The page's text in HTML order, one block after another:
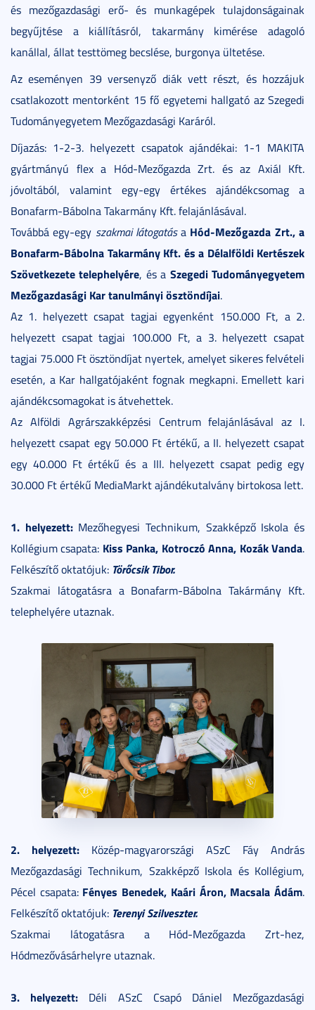
és mezőgazdasági erő- és munkagépek tulajdonságainak
begyűjtése a kiállításról, takarmány kimérése adagoló
kanállal, állat testtömeg becslése, burgonya ültetése.
Az eseményen 39 versenyző diák vett részt, és hozzájuk
csatlakozott mentorként 15 fő egyetemi hallgató az Szegedi
Tudományegyetem Mezőgazdasági Karáról.
Díjazás: 1-2-3. helyezett csapatok ajándékai: 1-1 MAKITA
gyártmányú flex a Hód-Mezőgazda Zrt. és az Axiál Kft.
jóvoltából, valamint egy-egy értékes ajándékcsomag a
Bonafarm-Bábolna Takarmány Kft. felajánlásával.
Továbbá egy-egy szakmai látogatása Hód-Mezőgazda Zrt., a
Bonafarm-Bábolna Takarmány Kft. és a Délalföldi Kertészek
Szövetkezete telephelyére, és a Szegedi Tudományegyetem
Mezőgazdasági Kar tanulmányi ösztöndíjai.
Az 1. helyezett csapat tagjai egyenként 150.000 Ft, a 2.
helyezett csapat tagjai 100.000 Ft, a 3. helyezett csapat
tagjai 75.000 Ft ösztöndíjat nyertek, amelyet sikeres felvételi
esetén, a Kar hallgatójaként fognak megkapni. Emellett kari
ajándékcsomagokat is átvehettek.
Az Alföldi Agrárszakképzési Centrum felajánlásával az I.
helyezett csapat egy 50.000 Ft értékű, a II. helyezett csapat
egy 40.000 Ft értékű és a III. helyezett csapat pedig egy
30.000 Ft értékű MediaMarkt ajándékutalvány birtokosa lett.
1. helyezett:Mezőhegyesi Technikum, Szakképző Iskola és
Kollégium csapata: Kiss Panka, Kotroczó Anna, Kozák Vanda.
Felkészítő oktatójuk: Törőcsik Tibor.
Szakmai látogatásra a Bonafarm-Bábolna Takármány Kft.
telephelyére utaznak.
2. helyezett: Közép-magyarországi ASzC Fáy András
Mezőgazdasági Technikum, Szakképző Iskola és Kollégium,
Pécel csapata: Fényes Benedek, Kaári Áron, Macsala Ádám.
Felkészítő oktatójuk: Terenyi Szilveszter.
Szakmai látogatásra a Hód-Mezőgazda Zrt-hez,
Hódmezővásárhelyre utaznak.
3. helyezett: Déli ASzC Csapó Dániel Mezőgazdasági